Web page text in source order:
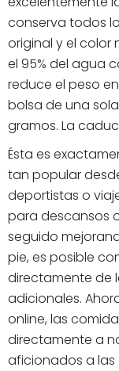
conserva todos
original y el color
el 95% del agua
reduce el peso
bolsa de una
gramos. La
Ésta es
tan popular
deportistas o
para descansos
seguido
pie, es posible
directamente de
adicionales.
online, las
directamente a
aficionados a las